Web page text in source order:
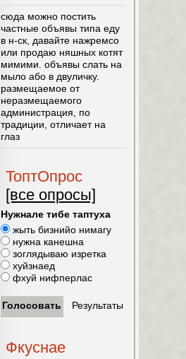
сюда можно постить
частные объявы типа еду
в н-ск, давайте нажремсо
или продаю няшных котят
мимими. объявы слать на
мыло або в двуличку.
размещаемое от
неразмещаемого
администрация, по
традиции, отличает на
глаз
ТоптОпрос
[все опросы]
Нужнале тибе таптуха
жыть бизнийо нимагу
нужна канешна
зоглядываю изретка
хуйзнаед
фхуй нифперлас
Фкуснае